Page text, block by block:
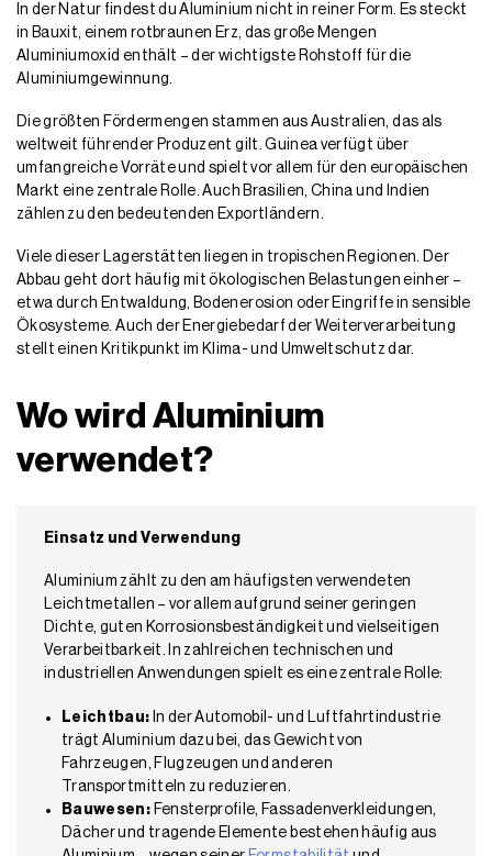
In der Natur findest du Aluminium nicht in reiner Form. Es steckt
in Bauxit, einem rotbraunen Erz, das große Mengen
Aluminiumoxid enthält – der wichtigste Rohstoff für die
Aluminiumgewinnung.
Die größten Fördermengen stammen aus Australien, das als
weltweit führender Produzent gilt. Guinea verfügt über
umfangreiche Vorräte und spielt vor allem für den europäischen
Markt eine zentrale Rolle. Auch Brasilien, China und Indien
zählen zu den bedeutenden Exportländern.
Viele dieser Lagerstätten liegen in tropischen Regionen. Der
Abbau geht dort häufig mit ökologischen Belastungen einher –
etwa durch Entwaldung, Bodenerosion oder Eingriffe in sensible
Ökosysteme. Auch der Energiebedarf der Weiterverarbeitung
stellt einen Kritikpunkt im Klima- und Umweltschutz dar.
Wo wird Aluminium
verwendet?
Einsatz und Verwendung
Aluminium zählt zu den am häufigsten verwendeten
Leichtmetallen – vor allem aufgrund seiner geringen
Dichte, guten Korrosionsbeständigkeit und vielseitigen
Verarbeitbarkeit. In zahlreichen technischen und
industriellen Anwendungen spielt es eine zentrale Rolle:
Leichtbau: In der Automobil- und Luftfahrtindustrie
trägt Aluminium dazu bei, das Gewicht von
Fahrzeugen, Flugzeugen und anderen
Transportmitteln zu reduzieren.
Bauwesen: Fensterprofile, Fassadenverkleidungen,
Dächer und tragende Elemente bestehen häufig aus